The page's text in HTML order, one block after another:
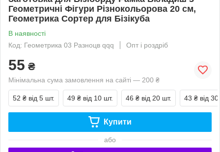
Геометричні Фігури Різнокольорова 20 см,
Геометрика Сортер для Бізікуба
В наявності
Код: Геометрика 03 Разноцв qqq
Опт і роздріб
55 ₴
Мінімальна сума замовлення на сайті — 200 ₴
52 ₴ від 5 шт. 49 ₴ від 10 шт. 46 ₴ від 20 шт. 43 ₴ від
Купити
або